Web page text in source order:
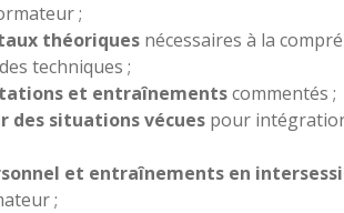
;
théoriques nécessaires à la
techniques ;
et entraînementscommentés ;
des situations vécues pour
et entraînements en
;